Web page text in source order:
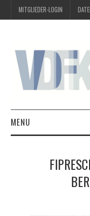
MITGLIEDER-LOGIN
MENU
PREIS DER